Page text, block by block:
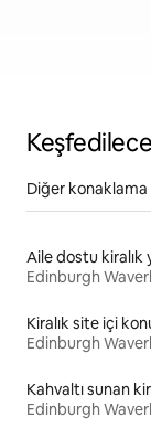
Diğer
Aile dostu kiralık
Edinburgh
Kiralık site içi
Edinburgh
Kahvaltı sunan
Edinburgh